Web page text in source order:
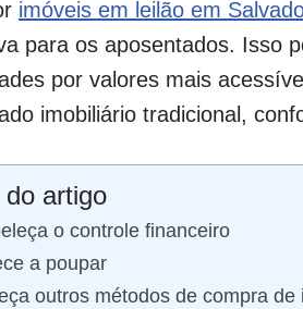
imóveis em leilão em
para os aposentados. Isso
por valores mais
imobiliário tradicional,
do artigo
o controle financeiro
a poupar
outros métodos de compra de